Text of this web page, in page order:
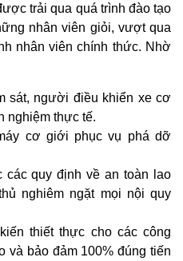
trải qua quá trình đào tạo
nhân viên giỏi, vượt qua
nhân viên chính thức. Nhờ
sát, người điều khiển xe cơ
nghiệm thực tế.
cơ giới phục vụ phá dỡ
các quy định về an toàn lao
nghiêm ngặt mọi nội quy
thiết thực cho các công
và bảo đảm 100% đúng tiến